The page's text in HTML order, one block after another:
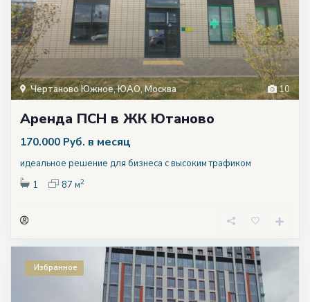
10
Чертаново Южное,ЮАО,Москва
Аренда ПСН в ЖК Ютаново
170.000 Руб. в месяц
идеальное решение для бизнеса с высоким трафиком
1
87 м2
Избранное